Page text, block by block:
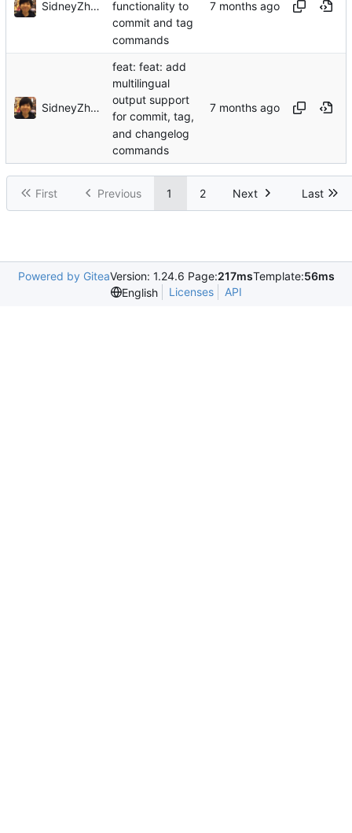
SidneyZhang
functionality to
commit and tag
commands
SidneyZhang
feat: feat: add
multilingual
output support
for commit, tag,
and changelog
commands
First Previous 1 2 Next Last
Powered by GiteaVersion: 1.24.6 Page:217msTemplate:56ms
English
Licenses API